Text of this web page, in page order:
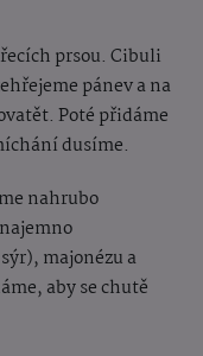
prsou. Cibuli
pánev a na
Poté přidáme
dusíme.
nahrubo
majonézu a
aby se chutě